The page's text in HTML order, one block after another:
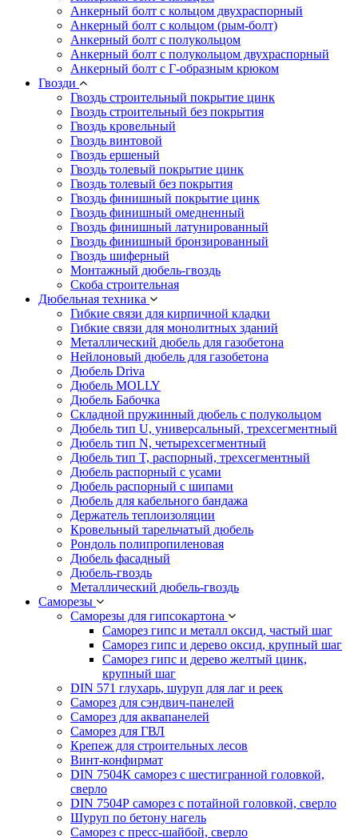
Анкерный болт с кольцом двухраспорный
Анкерный болт с кольцом (рым-болт)
Анкерный болт с полукольцом
Анкерный болт с полукольцом двухраспорный
Анкерный болт с Г-образным крюком
Гвозди
Гвоздь строительный покрытие цинк
Гвоздь строительный без покрытия
Гвоздь кровельный
Гвоздь винтовой
Гвоздь ершеный
Гвоздь толевый покрытие цинк
Гвоздь толевый без покрытия
Гвоздь финишный покрытие цинк
Гвоздь финишный омедненный
Гвоздь финишный латунированный
Гвоздь финишный бронзированный
Гвоздь шиферный
Монтажный дюбель-гвоздь
Скоба строительная
Дюбельная техника
Гибкие связи для кирпичной кладки
Гибкие связи для монолитных зданий
Металлический дюбель для газобетона
Нейлоновый дюбель для газобетона
Дюбель Driva
Дюбель MOLLY
Дюбель Бабочка
Складной пружинный дюбель с полукольцом
Дюбель тип U, универсальный, трехсегментный
Дюбель тип N, четырехсегментный
Дюбель тип T, распорный, трехсегментный
Дюбель распорный с усами
Дюбель распорный с шипами
Дюбель для кабельного бандажа
Держатель теплоизоляции
Кровельный тарельчатый дюбель
Рондоль полипропиленовая
Дюбель фасадный
Дюбель-гвоздь
Металлический дюбель-гвоздь
Саморезы
Саморезы для гипсокартона
Саморез гипс и металл оксид, частый шаг
Саморез гипс и дерево оксид, крупный шаг
Саморез гипс и дерево желтый цинк,
крупный шаг
DIN 571 глухарь, шуруп для лаг и реек
Саморез для сэндвич-панелей
Саморез для аквапанелей
Саморез для ГВЛ
Крепеж для строительных лесов
Винт-конфирмат
DIN 7504К саморез с шестигранной головкой,
сверло
DIN 7504Р саморез с потайной головкой, сверло
Шуруп по бетону нагель
Саморез с пресс-шайбой, сверло